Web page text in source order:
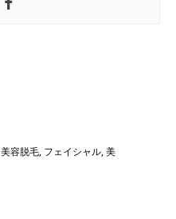
美容脱毛, フェイシャル,美